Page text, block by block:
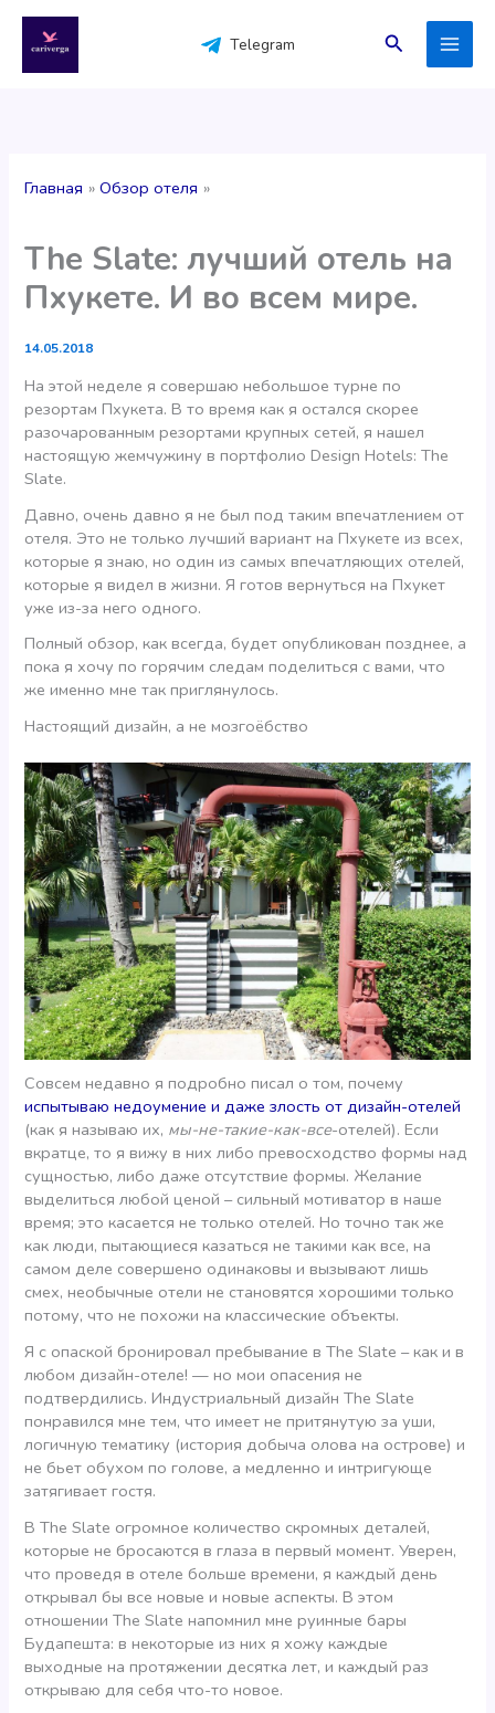
содержимому
Telegram Поиск
Главная Обзор отеля
The Slate: лучший отель на
Пхукете. И во всем мире.
14.05.2018
На этой неделе я совершаю небольшое турне по
резортам Пхукета. В то время как я остался скорее
разочарованным резортами крупных сетей, я нашел
настоящую жемчужину в портфолио Design Hotels: The
Slate.
Давно, очень давно я не был под таким впечатлением от
отеля. Это не только лучший вариант на Пхукете из всех,
которые я знаю, но один из самых впечатляющих отелей,
которые я видел в жизни. Я готов вернуться на Пхукет
уже из-за него одного.
Полный обзор, как всегда, будет опубликован позднее, а
пока я хочу по горячим следам поделиться с вами, что
же именно мне так приглянулось.
Настоящий дизайн, а не мозгоёбство
Совсем недавно я подробно писал о том, почему
испытываю недоумение и даже злость от дизайн-отелей
(как я называю их, мы-не-такие-как-все-отелей). Если
вкратце, то я вижу в них либо превосходство формы над
сущностью, либо даже отсутствие формы. Желание
выделиться любой ценой – сильный мотиватор в наше
время; это касается не только отелей. Но точно так же
как люди, пытающиеся казаться не такими как все, на
самом деле совершено одинаковы и вызывают лишь
смех, необычные отели не становятся хорошими только
потому, что не похожи на классические объекты.
Я с опаской бронировал пребывание в The Slate – как и в
любом дизайн-отеле! — но мои опасения не
подтвердились. Индустриальный дизайн The Slate
понравился мне тем, что имеет не притянутую за уши,
логичную тематику (история добыча олова на острове) и
не бьет обухом по голове, а медленно и интригующе
затягивает гостя.
В The Slate огромное количество скромных деталей,
которые не бросаются в глаза в первый момент. Уверен,
что проведя в отеле больше времени, я каждый день
открывал бы все новые и новые аспекты. В этом
отношении The Slate напомнил мне руинные бары
Будапешта: в некоторые из них я хожу каждые
выходные на протяжении десятка лет, и каждый раз
открываю для себя что-то новое.